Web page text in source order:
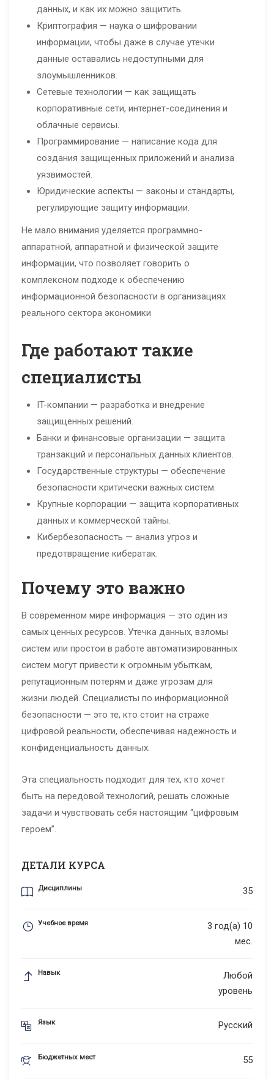
данных, и как их можно защитить.
Криптография — наука о шифровании
информации, чтобы даже в случае утечки
данные оставались недоступными для
злоумышленников.
Сетевые технологии — как защищать
корпоративные сети, интернет-соединения и
облачные сервисы.
Программирование — написание кода для
создания защищенных приложений и анализа
уязвимостей.
Юридические аспекты — законы и стандарты,
регулирующие защиту информации.
Не мало внимания уделяется программно-
аппаратной, аппаратной и физической защите
информации, что позволяет говорить о
комплексном подходе к обеспечению
информационной безопасности в организациях
реального сектора экономики
Где работают такие
специалисты
IT-компании — разработка и внедрение
защищенных решений.
Банки и финансовые организации — защита
транзакций и персональных данных клиентов.
Государственные структуры — обеспечение
безопасности критически важных систем.
Крупные корпорации — защита корпоративных
данных и коммерческой тайны.
Кибербезопасность — анализ угроз и
предотвращение кибератак.
Почему это важно
В современном мире информация — это один из
самых ценных ресурсов. Утечка данных, взломы
систем или простои в работе автоматизированных
систем могут привести к огромным убыткам,
репутационным потерям и даже угрозам для
жизни людей. Специалисты по информационной
безопасности — это те, кто стоит на страже
цифровой реальности, обеспечивая надежность и
конфиденциальность данных.
Эта специальность подходит для тех, кто хочет
быть на передовой технологий, решать сложные
задачи и чувствовать себя настоящим “цифровым
героем”.
ДЕТАЛИ КУРСА
Дисциплины 35
Учебное время
3 год(а) 10
мес.
Навык
Любой
уровень
Язык Русский
Бюджетных мест 55